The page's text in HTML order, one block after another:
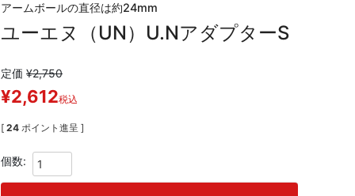
アームボールの直径は約24mm
ユーエヌ（UN）U.NアダプターS
定価 ¥2,750
¥2,612税込
[ 24 ポイント進呈 ]